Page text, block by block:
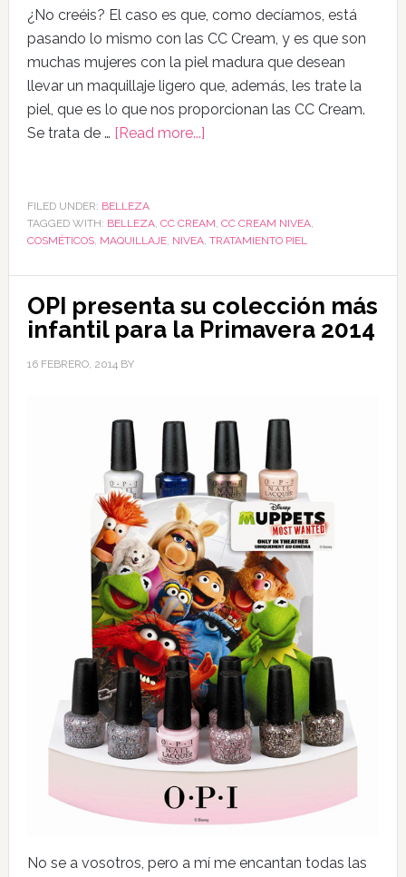
¿No creéis? El caso es que, como decíamos, está
pasando lo mismo con las CC Cream, y es que son
muchas mujeres con la piel madura que desean
llevar un maquillaje ligero que, además, les trate la
piel, que es lo que nos proporcionan las CC Cream.
Se trata de … [Read more...]
FILED UNDER: BELLEZA
TAGGED WITH: BELLEZA, CC CREAM CC CREAM NIVEA,
COSMÉTICOS, MAQUILLAJE, NIVEA, TRATAMIENTO PIEL
OPI presenta su colección más
infantil para la Primavera 2014
16 FEBRERO, 2014 BY
No se a vosotros, pero a mí me encantan todas las